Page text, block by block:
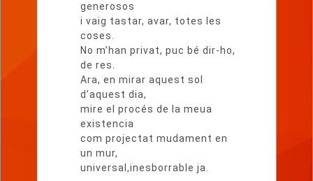
generosos
i vaig tastar, avar, totes les
coses.
No m’han privat, puc bé dir-ho,
de res.
Ara, en mirar aquest sol
d’aquest dia,
mire el procés de la meua
existencia
com projectat mudament en
un mur,
universal,inesborrable ja.